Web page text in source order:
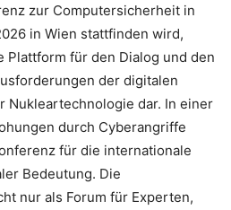
zur Computersicherheit in
in Wien stattfinden wird,
Plattform für den Dialog und den
der digitalen
Nukleartechnologie dar. In einer
durch Cyberangriffe
für die internationale
Bedeutung. Die
nur als Forum für Experten,